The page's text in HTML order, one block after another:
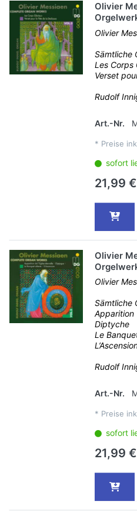
Olivier
Olivier
Sämtliche
Les Corps
Verset
Rudolf
Art.-Nr.
* Preise
sofort
21,99
Olivier
Olivier
Sämtliche
Apparition
Diptyche
Le
Rudolf
Art.-Nr.
* Preise
sofort
21,99